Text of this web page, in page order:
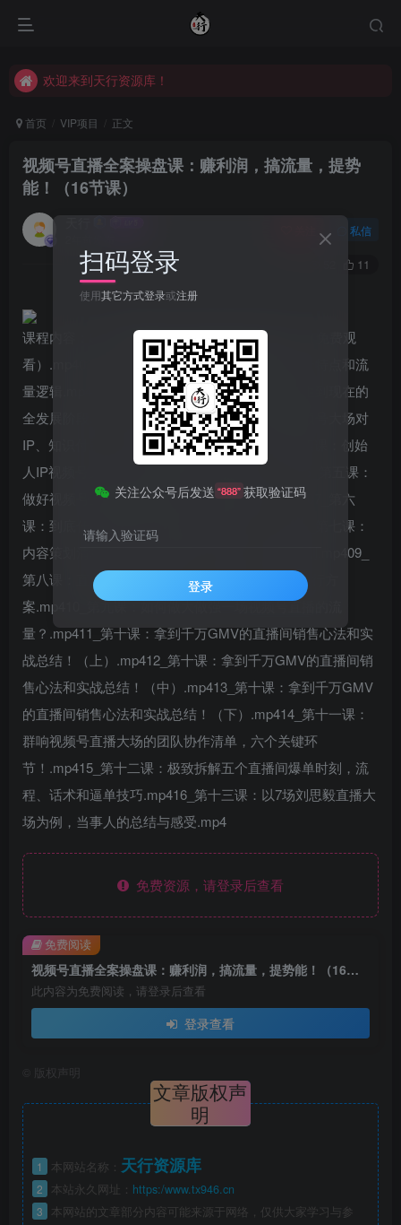
欢迎来到天行资源库！
首页 VIP项目 正文
视频号直播全案操盘课：赚利润，搞流量，提势
能！（16节课）
私信
11
课程内容：01_群响视频号直播全案操盘课·导读（免费观
看）.mp402_第一课：视频号和视频号直播的媒介特点和流
量逻辑.mp403_第二课：群响在视频号直播从诞生到现在的
全发展阶段.mp404_第三课：为什么群响强调视频号大场对
IP、知识付费、私域有至关重要作用.mp405_第四课：创始
人IP视频号大场GMV越做越大的直播公式.mp406_第五课：
做好视频号直播的核心精髓：私域四重引擎.mp407_第六
课：到底什么是视频号直播的内容策划？.mp408_第七课：
内容策划清单自查，我们如何做一场百万直播策划.mp409_
第八课：直播前如何做宣发——攒预约、tips和执行方
案.mp410_第九课：如何做大做强一场视频号直播的流
量？.mp411_第十课：拿到千万GMV的直播间销售心法和实
战总结！（上）.mp412_第十课：拿到千万GMV的直播间销
售心法和实战总结！（中）.mp413_第十课：拿到千万GMV
的直播间销售心法和实战总结！（下）.mp414_第十一课：
群响视频号直播大场的团队协作清单，六个关键环
节！.mp415_第十二课：极致拆解五个直播间爆单时刻，流
程、话术和逼单技巧.mp416_第十三课：以7场刘思毅直播大
场为例，当事人的总结与感受.mp4
免费资源，请登录后查看
视频号直播全案操盘课：赚利润，搞流量，提势能！（16节课）
此内容为免费阅读，请登录后查看
登录查看
免费阅读
版权声明
文章版权声
明
1 本网站名称： 天行资源库
2 本站永久网址： https:/www.tx946.cn
3
本网站的文章部分内容可能来源于网络，仅供大家学习与参
扫码登录
使用其它方式登录或注册
关注公众号后发送 “888” 获取验证码
请输入验证码
登录